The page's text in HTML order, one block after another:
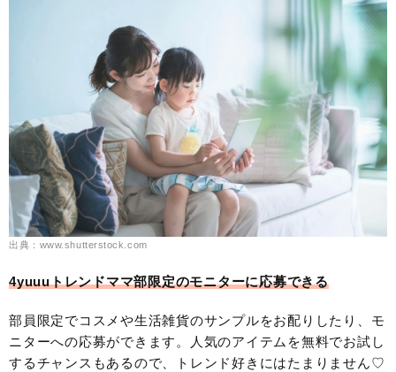
出典：www.shutterstock.com
4yuuuトレンドママ部限定のモニターに応募できる
部員限定でコスメや生活雑貨のサンプルをお配りしたり、モ
ニターへの応募ができます。人気のアイテムを無料でお試し
するチャンスもあるので、トレンド好きにはたまりません♡